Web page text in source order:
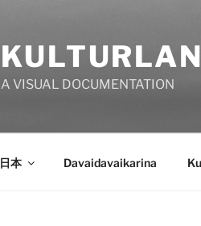
A VISUAL DOCUMENTATION
日本 Davaidavaikarina